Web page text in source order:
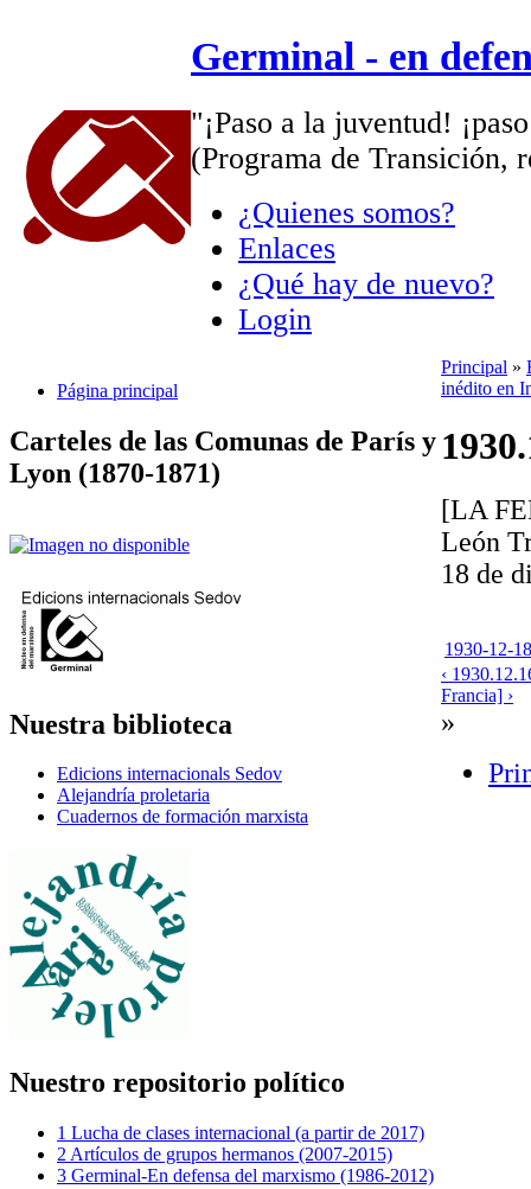
Germinal - en
"¡Paso a la juventud!
(Programa de Transición,
¿Quienes somos?
Enlaces
¿Qué hay de nuevo?
Login
Página principal
Carteles de las Comunas de París y
Lyon (1870-1871)
Nuestra biblioteca
Edicions internacionals Sedov
Alejandría proletaria
Cuadernos de formación marxista
Nuestro repositorio político
1 Lucha de clases internacional (a partir de 2017)
2 Artículos de grupos hermanos (2007-2015)
3 Germinal-En defensa del marxismo (1986-2012)
Principal »
inédito en
[LA
León
18 de
1930-12-
‹
Francia] ›
»